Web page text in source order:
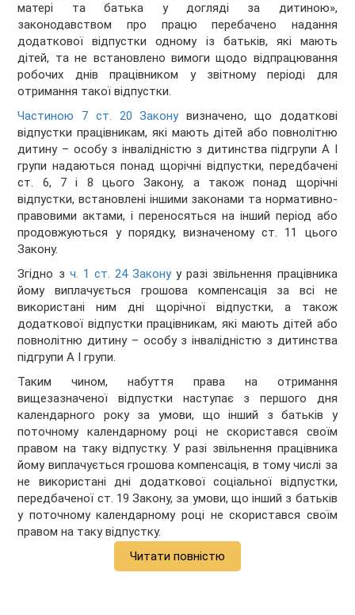
матері та батька у догляді за дитиною»,
законодавством про працю перебачено надання
додаткової відпустки одному із батьків, які мають
дітей, та не встановлено вимоги щодо відпрацювання
робочих днів працівником у звітному періоді для
отримання такої відпустки.
Частиною 7 ст. 20 Законувизначено, що додаткові
відпустки працівникам, які мають дітей або повнолітню
дитину – особу з інвалідністю з дитинства підгрупи А I
групи надаються понад щорічні відпустки, передбачені
ст. 6, 7 і 8 цього Закону, а також понад щорічні
відпустки, встановлені іншими законами та нормативно-
правовими актами, і переносяться на інший період або
продовжуються у порядку, визначеному ст. 11 цього
Закону.
Згідно з ч. 1 ст. 24 Законуу разі звільнення працівника
йому виплачується грошова компенсація за всі не
використані ним дні щорічної відпустки, а також
додаткової відпустки працівникам, які мають дітей або
повнолітню дитину – особу з інвалідністю з дитинства
підгрупи А I групи.
Таким чином, набуття права на отримання
вищезазначеної відпустки наступає з першого дня
календарного року за умови, що інший з батьків у
поточному календарному році не скористався своїм
правом на таку відпустку. У разі звільнення працівника
йому виплачується грошова компенсація, в тому числі за
не використані дні додаткової соціальної відпустки,
передбаченої ст. 19 Закону, за умови, що інший з батьків
у поточному календарному році не скористався своїм
правом на таку відпустку.
Читати повністю